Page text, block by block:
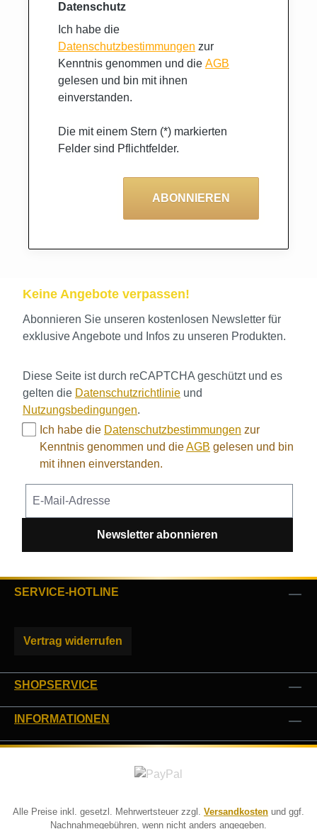
Datenschutz
Ich habe die
Datenschutzbestimmungen zur
Kenntnis genommen und die AGB
gelesen und bin mit ihnen
einverstanden.
Die mit einem Stern (*) markierten
Felder sind Pflichtfelder.
ABONNIEREN
Keine Angebote verpassen!
Abonnieren Sie unseren kostenlosen Newsletter für
exklusive Angebote und Infos zu unseren Produkten.
Diese Seite ist durch reCAPTCHA geschützt und es
gelten die Datenschutzrichtlinie und
Nutzungsbedingungen.
Ich habe die Datenschutzbestimmungen zur
Kenntnis genommen und dieAGB gelesen und bin
mit ihnen einverstanden.
Newsletter abonnieren
SERVICE-HOTLINE
Vertrag widerrufen
SHOPSERVICE
INFORMATIONEN
Alle Preise inkl. gesetzl. Mehrwertsteuer zzgl. Versandkosten und ggf.
Nachnahmegebühren, wenn nicht anders angegeben.